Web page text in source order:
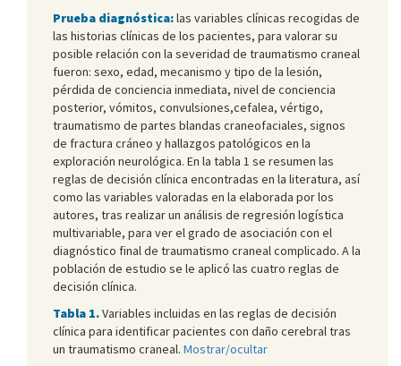
Prueba diagnóstica:las variables clínicas recogidas de
las historias clínicas de los pacientes, para valorar su
posible relación con la severidad de traumatismo craneal
fueron: sexo, edad, mecanismo y tipo de la lesión,
pérdida de conciencia inmediata, nivel de conciencia
posterior, vómitos, convulsiones,cefalea, vértigo,
traumatismo de partes blandas craneofaciales, signos
de fractura cráneo y hallazgos patológicos en la
exploración neurológica. En la tabla 1 se resumen las
reglas de decisión clínica encontradas en la literatura, así
como las variables valoradas en la elaborada por los
autores, tras realizar un análisis de regresión logística
multivariable, para ver el grado de asociación con el
diagnóstico final de traumatismo craneal complicado. A la
población de estudio se le aplicó las cuatro reglas de
decisión clínica.
Tabla 1.Variables incluidas en las reglas de decisión
clínica para identificar pacientes con daño cerebral tras
un traumatismo craneal. Mostrar/ocultar